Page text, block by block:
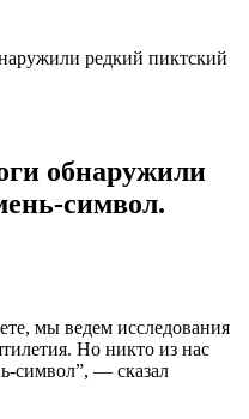
редкий пиктский
обнаружили
символ.
мы ведем исследования
Но никто из нас
символ”, — сказал